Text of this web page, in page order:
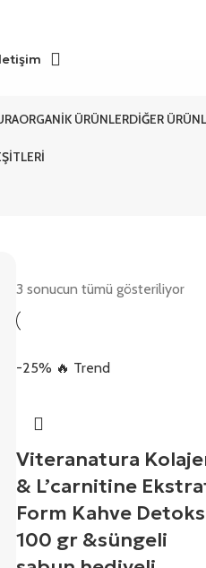
ORGANIK ÜRÜNLERDIĞER
3 sonucun tümü gösteriliyor
-25% 🔥 Trend
Viteranatura
& L’carnitine
Form Kahve Detoks
100 gr &süngeli